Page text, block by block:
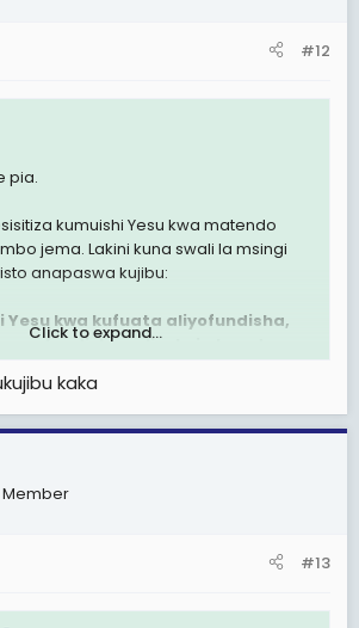
#12
pia.
kumuishi Yesu kwa matendo
jema. Lakini kuna swali la msingi
anapaswa kujibu:
Yesu kwa kufuata aliyofundisha,
mafundisho yaliyokuja baada
Click to expand...
kaka
Member
#13